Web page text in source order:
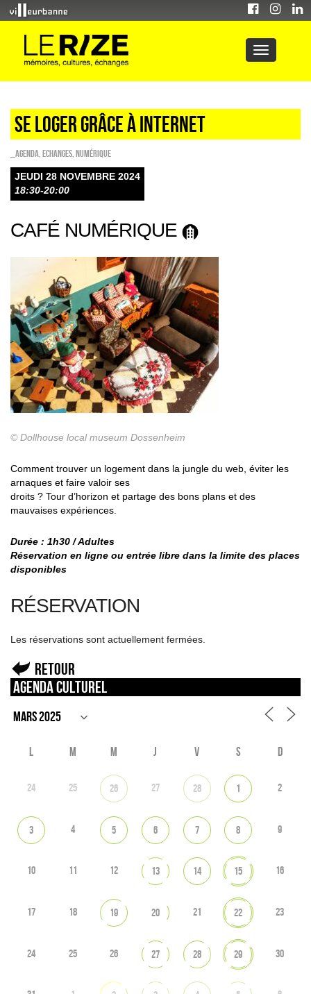
SE LOGER GRÂCE À INTERNET
_Agenda ECHANGES Numérique
JEUDI 28 NOVEMBRE 2024
18:30-20:00
CAFÉ NUMÉRIQUE
© Dollhouse local museum Dossenheim
Comment trouver un logement dans la jungle du web, éviter les
arnaques et faire valoir ses
droits ? Tour d’horizon et partage des bons plans et des
mauvaises expériences.
Durée : 1h30 / Adultes
Réservation en ligne ou entrée libre dans la limite des places
disponibles
RÉSERVATION
Les réservations sont actuellement fermées.
Retour
Agenda culturel
L M M J V S D
24 25 26 27 28 1 2
3 4 5 6 7 8 9
10 11 12 13 14 15 16
17 18 19 20 21 22 23
24 25 26 27 28 29 30